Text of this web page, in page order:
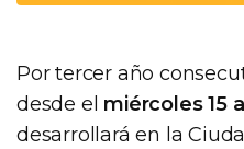
Por tercer año
desde el miércoles 15
desarrollará en la